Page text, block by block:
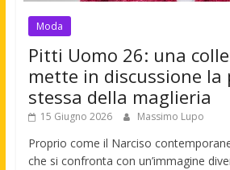
Moda
Pitti Uomo 26: una
mette in discussione la
stessa della maglieria
15 Giugno 2026 Massimo Lupo
Proprio come il Narciso
che si confronta con un’immagine